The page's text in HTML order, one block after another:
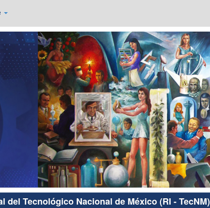
del Tecnológico Nacional de México (RI - TecNM)